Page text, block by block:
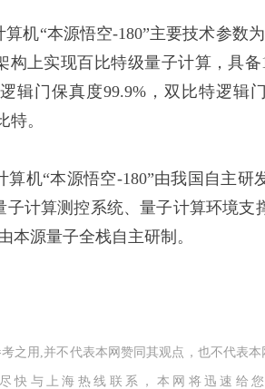
“本源悟空-180”主要技术参数
构上实现百比特级量子计算，具
辑门保真度99.9%，双比特逻辑
特。
“本源悟空-180”由我国自主研
子计算测控系统、量子计算环境支
本源量子全栈自主研制。
之用,并不代表本网赞同其观点，也不代表
快与上海热线联系，本网将迅速给